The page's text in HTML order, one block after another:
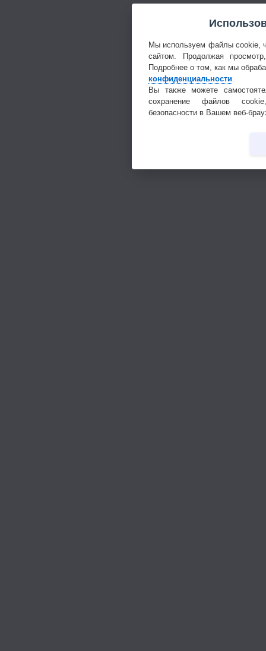
Мы используем файлы cookie,
сайтом. Продолжая
Подробнее о том, как мы
конфиденциальности.
Вы также можете
сохранение файлов
безопасности в Вашем веб-